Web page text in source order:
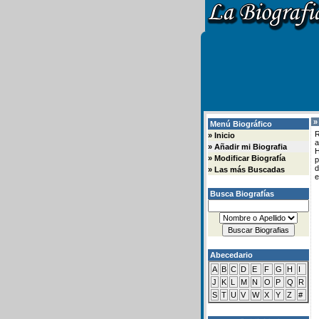
Menú Biográfico
» Inicio
» Añadir mi Biografia
» Modificar Biografía
» Las más Buscadas
Busca Biografías
Abecedario
A B C D E F G H
I
J
K L M N O P Q
R
S T U V W X Y Z #
»